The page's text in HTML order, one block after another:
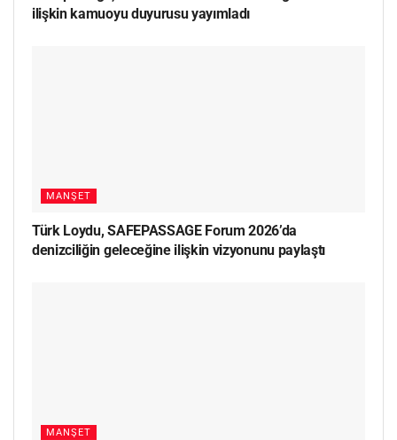
ilişkin kamuoyu duyurusu yayımladı
MANŞET
Türk Loydu, SAFEPASSAGE Forum 2026’da
denizciliğin geleceğine ilişkin vizyonunu paylaştı
MANŞET